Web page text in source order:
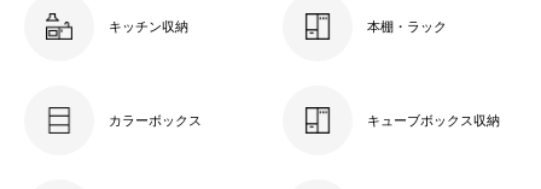
キッチン収納 本棚・ラック
カラーボックス キューブボックス収納